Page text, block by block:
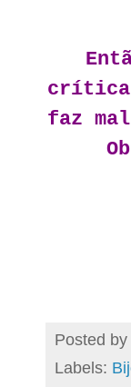
faz
Posted by
Labels: